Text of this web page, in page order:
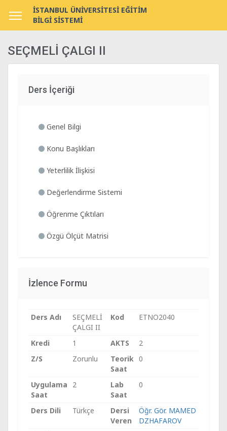
İSTANBUL ÜNİVERSİTESİ EĞİTİM
BİLGİ SİSTEMİ
SEÇMELİ ÇALGI II
Ders İçeriği
Genel Bilgi
Konu Başlıkları
Yeterlilik İlişkisi
Değerlendirme Sistemi
Öğrenme Çıktıları
Özgü Ölçüt Matrisi
İzlence Formu
Ders Adı
SEÇMELİ
ÇALGI II
Kod ETNO2040
Kredi 1 AKTS
2
Z/S
Zorunlu
Teorik
Saat
0
Uygulama
Saat
2
Lab
Saat
0
Ders Dili Türkçe
Dersi
Veren
Öğr. Gör. MAMED
DZHAFAROV